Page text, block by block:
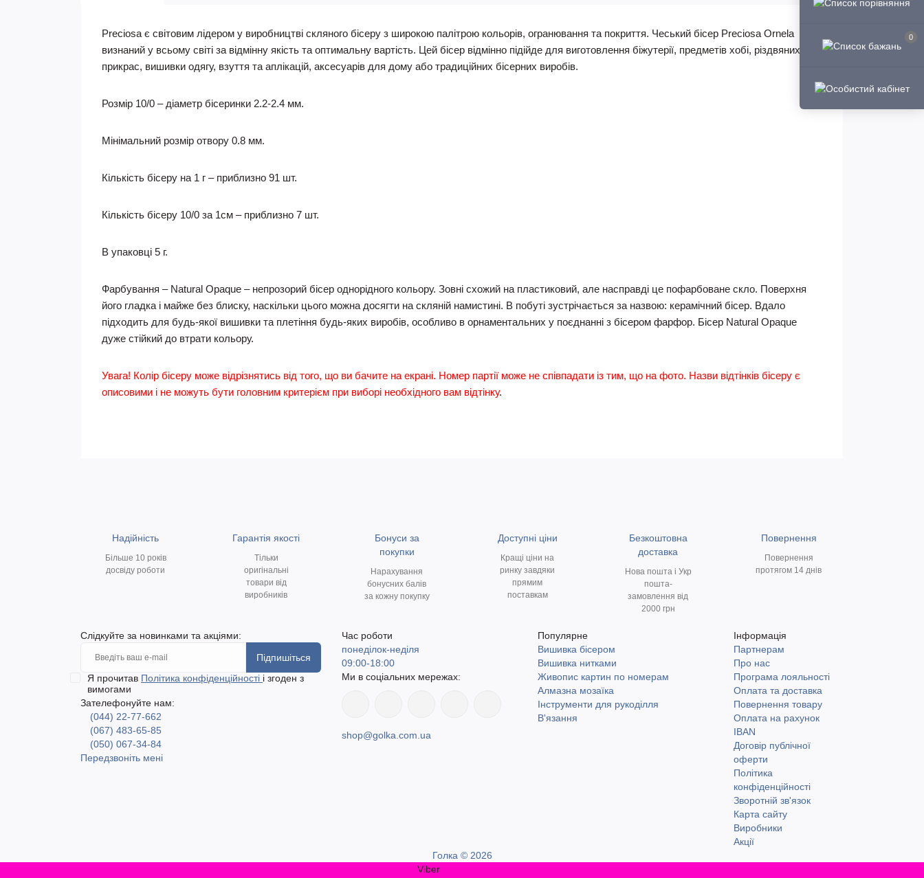
0
Preciosa є світовим лідером у виробництві скляного бісеру з широкою палітрою кольорів, огранювання та покриття. Чеський бісер Preciosa Ornela
визнаний у всьому світі за відмінну якість та оптимальну вартість. Цей бісер відмінно підійде для виготовлення біжутерії, предметів хобі, різдвяних
прикрас, вишивки одягу, взуття та аплікацій, аксесуарів для дому або традиційних бісерних виробів.
Розмір 10/0 – діаметр бісеринки 2.2-2.4 мм.
Мінімальний розмір отвору 0.8 мм.
Кількість бісеру на 1 г – приблизно 91 шт.
Кількість бісеру 10/0 за 1см – приблизно 7 шт.
В упаковці 5 г.
Фарбування – Natural Opaque – непрозорий бісер однорідного кольору. Зовні схожий на пластиковий, але насправді це пофарбоване скло. Поверхня
його гладка і майже без блиску, наскільки цього можна досягти на скляній намистині. В побуті зустрічається за назвою: керамічний бісер. Вдало
підходить для будь-якої вишивки та плетіння будь-яких виробів, особливо в орнаментальних у поєднанні з бісером фарфор. Бісер Natural Opaque
дуже стійкий до втрати кольору.
Увага! Колір бісеру може відрізнятись від того, що ви бачите на екрані. Номер партії може не співпадати із тим, що на фото. Назви відтінків бісеру є
описовими і не можуть бути головним критерієм при виборі необхідного вам відтінку.
Надійність
Більше 10 років
досвіду роботи
Гарантія якості
Тільки
оригінальні
товари від
виробників
Бонуси за
покупки
Нарахування
бонусних балів
за кожну покупку
Доступні ціни
Кращі ціни на
ринку завдяки
прямим
поставкам
Безкоштовна
доставка
Нова пошта і Укр
пошта-
замовлення від
2000 грн
Повернення
Повернення
протягом 14 днів
Слідкуйте за новинками та акціями:
Підпишіться
Я прочитав Політика конфіденційності і згоден з
вимогами
Зателефонуйте нам:
(044) 22-77-662
(067) 483-65-85
(050) 067-34-84
Передзвоніть мені
Час роботи
понеділок-неділя
09:00-18:00
Ми в соціальних мережах:
shop@golka.com.ua
Популярне
Вишивка бісером
Вишивка нитками
Живопис картин по номерам
Алмазна мозаїка
Інструменти для рукоділля
В'язання
Інформація
Партнерам
Про нас
Програма лояльності
Оплата та доставка
Повернення товару
Оплата на рахунок
IBAN
Договір публічної
оферти
Політика
конфіденційності
Зворотній зв'язок
Карта сайту
Виробники
Акції
Голка © 2026
Viber